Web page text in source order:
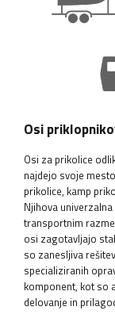
Osi
Osi za prikolice
najdejo svoje
prikolice, kamp
Njihova
transportnim
osi zagotavljajo
so zanesljiva
specializiranih
komponent, kot so
delovanje in